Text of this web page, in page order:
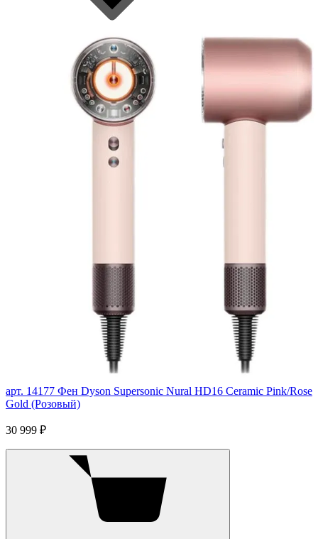
арт. 14177 Фен Dyson Supersonic Nural HD16 Ceramic Pink/Rose
Gold (Розовый)
30 999 ₽